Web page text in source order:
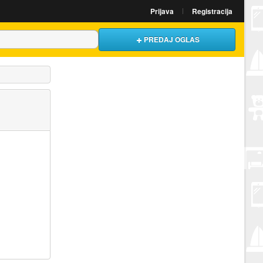
Prijava Registracija
PREDAJ OGLAS